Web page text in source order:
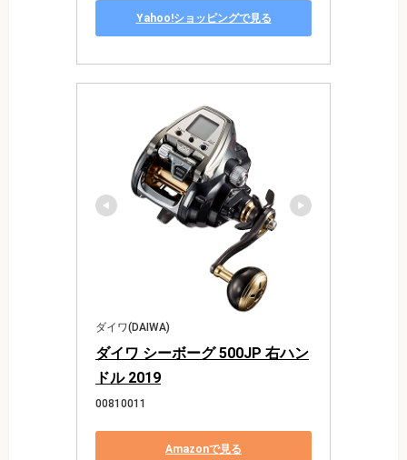
Yahoo!ショッピングで見る
ダイワ(DAIWA)
ダイワ シーボーグ 500JP 右ハン
ドル 2019
00810011
Amazonで見る